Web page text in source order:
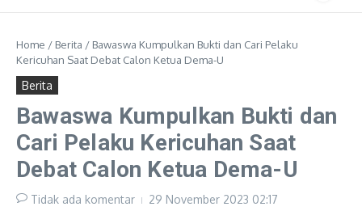
Home / Berita / Bawaswa Kumpulkan Bukti dan Cari Pelaku
Kericuhan Saat Debat Calon Ketua Dema-U
Berita
Bawaswa Kumpulkan Bukti dan
Cari Pelaku Kericuhan Saat
Debat Calon Ketua Dema-U
Tidak ada komentar 29 November 2023 02:17